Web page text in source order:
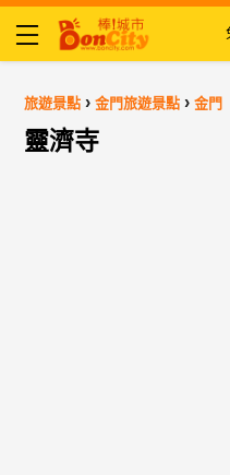
旅遊景點 ›金門旅遊景點 ›金門
靈濟寺